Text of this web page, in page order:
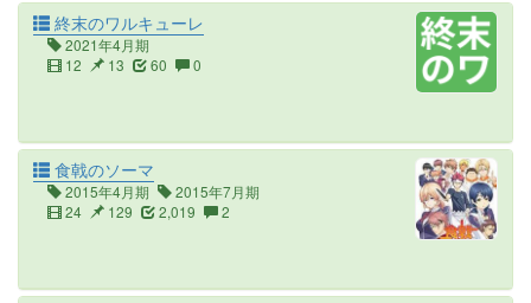
終末のワルキューレ
2021年4月期
12
13 60 0
食戟のソーマ
2015年4月期
2015年7月期
24
129 2,019 2